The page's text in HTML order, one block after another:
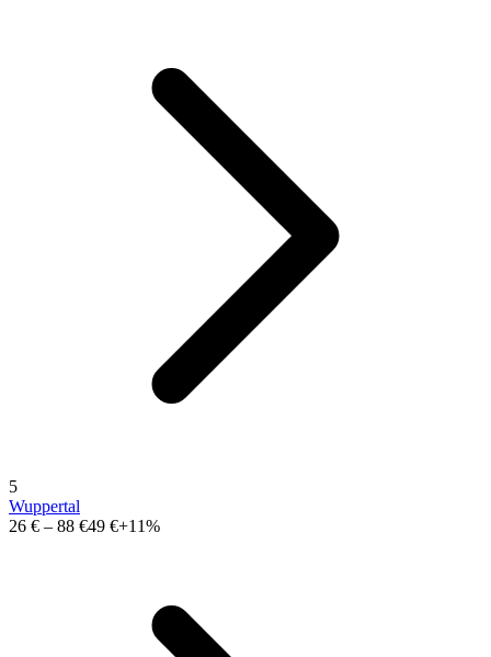
5
Wuppertal
26 € – 88 €49 €+11%